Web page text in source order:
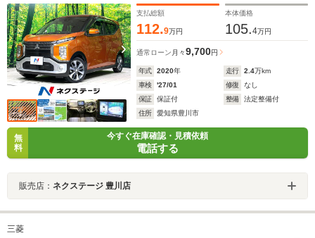
ル
支払総額
112.9万円
本体価格
105.4万円
通常ローン 月々9,700円
年式 2020年 走行 2.4万km
車検
'27/01 修復
なし
保証
保証付 整備
法定整備付
住所
愛知県豊川市
無
料
今すぐ在庫確認・見積依頼
電話する
販売店： ネクステージ 豊川店
三菱